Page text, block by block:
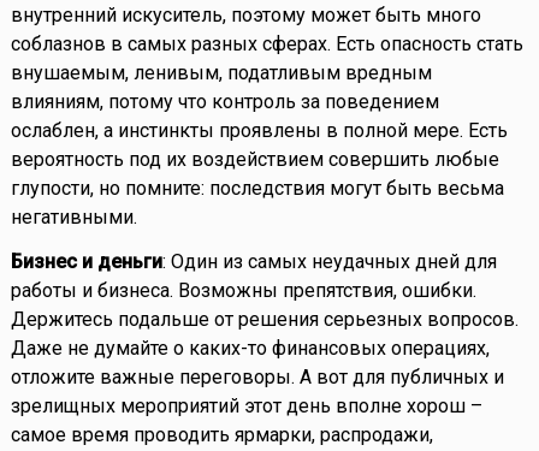
внутренний искуситель, поэтому может быть много
соблазнов в самых разных сферах. Есть опасность стать
внушаемым, ленивым, податливым вредным
влияниям, потому что контроль за поведением
ослаблен, а инстинкты проявлены в полной мере. Есть
вероятность под их воздействием совершить любые
глупости, но помните: последствия могут быть весьма
негативными.
Бизнес и деньги: Один из самых неудачных дней для
работы и бизнеса. Возможны препятствия, ошибки.
Держитесь подальше от решения серьезных вопросов.
Даже не думайте о каких-то финансовых операциях,
отложите важные переговоры. А вот для публичных и
зрелищных мероприятий этот день вполне хорош –
самое время проводить ярмарки, распродажи,